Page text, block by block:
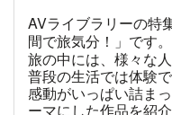
AVライブラリーの特
間で旅気分！」です。
旅の中には、様々な
普段の生活では体験
感動がいっぱい詰ま
ーマにした作品を紹介